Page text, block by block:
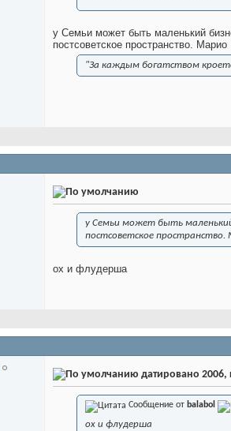
у Семьи может быть маленький
постсоветское пространство.
"За каждым богатством
у Семьи может быть
постсоветское
ох и флудерша
датировано 2006,
Сообщение от balabol
ох и флудерша